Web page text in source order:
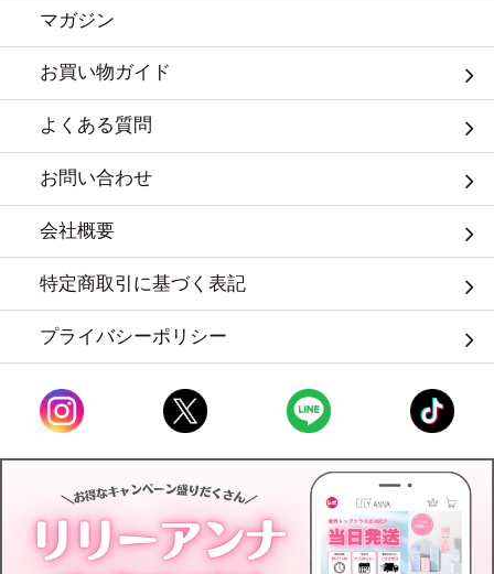
マガジン
お買い物ガイド
よくある質問
お問い合わせ
会社概要
特定商取引に基づく表記
プライバシーポリシー